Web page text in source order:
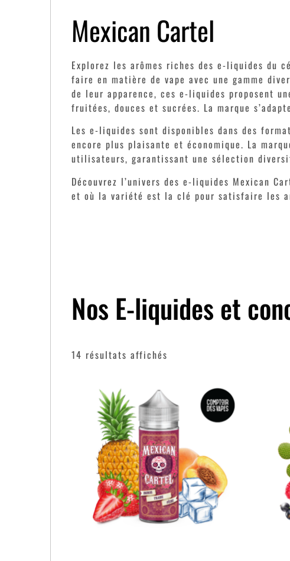
Mexican Cartel
Explorez les arômes riches des e-liquides du
faire en matière de vape avec une gamme
de leur apparence, ces e-liquides proposent
fruitées, douces et sucrées. La marque
Les e-liquides sont disponibles dans des
encore plus plaisante et économique. La
utilisateurs, garantissant une sélection
Découvrez l’univers des e-liquides Mexican
et où la variété est la clé pour satisfaire les
Nos E-liquides et
14 résultats affichés